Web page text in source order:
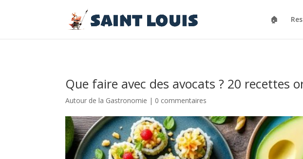
🏠
Que faire avec des avocats ? 20 recettes
Autour de la Gastronomie | 0 commentaires